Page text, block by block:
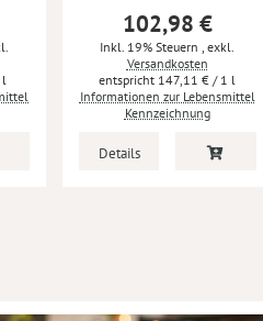
l
102,98 €
Inkl. 19% Steuern, exkl.
Versandkosten
147,11 € / 1 l
Informationen zur Lebensmittel
Kennzeichnung
Details